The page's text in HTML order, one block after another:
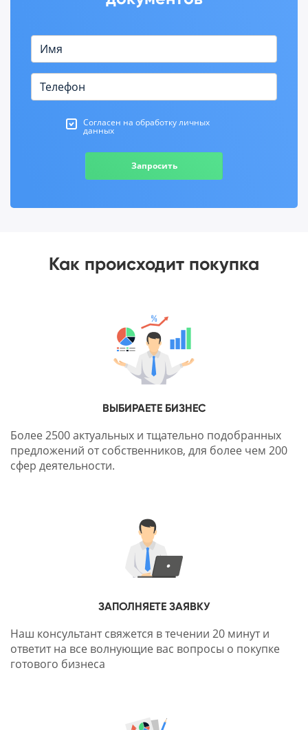
Согласен на обработку личных
данных
Запросить
Как происходит покупка
ВЫБИРАЕТЕ БИЗНЕС
Более 2500 актуальных и тщательно подобранных
предложений от собственников, для более чем 200
сфер деятельности.
ЗАПОЛНЯЕТЕ ЗАЯВКУ
Наш консультант свяжется в течении 20 минут и
ответит на все волнующие вас вопросы о покупке
готового бизнеса